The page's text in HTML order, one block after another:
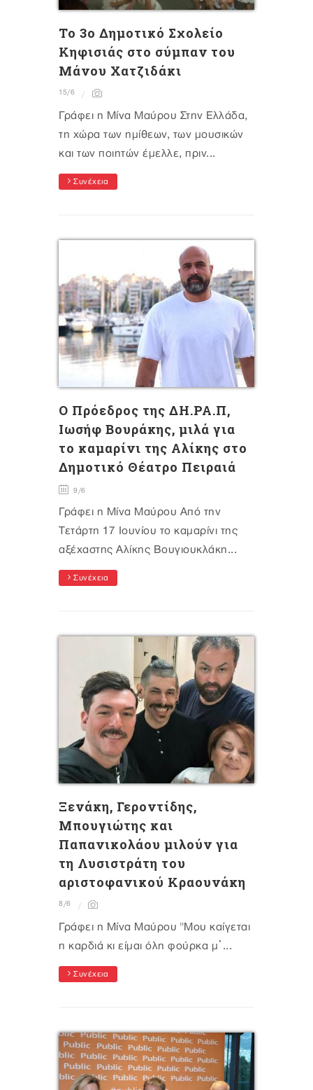
Το 3ο Δημοτικό Σχολείο
Κηφισιάς στο σύμπαν του
Μάνου Χατζιδάκι
15/6
Γράφει η Μίνα Μαύρου Στην Ελλάδα,
τη χώρα των ημίθεων, των μουσικών
και των ποιητών έμελλε, πριν...
Συνέχεια
Ο Πρόεδρος της ΔΗ.ΡΑ.Π,
Ιωσήφ Βουράκης, μιλά για
το καμαρίνι της Αλίκης στο
Δημοτικό Θέατρο Πειραιά
9/6
Γράφει η Μίνα Μαύρου Από την
Τετάρτη 17 Ιουνίου το καμαρίνι της
αξέχαστης Αλίκης Βουγιουκλάκη...
Συνέχεια
Ξενάκη, Γεροντίδης,
Μπουγιώτης και
Παπανικολάου μιλούν για
τη Λυσιστράτη του
αριστοφανικού Κραουνάκη
8/6
Γράφει η Μίνα Μαύρου "Μου καίγεται
η καρδιά κι είμαι όλη φούρκα μ᾽...
Συνέχεια